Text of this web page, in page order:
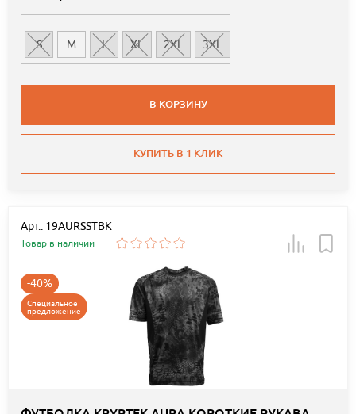
S M L XL 2XL 3XL
В КОРЗИНУ
КУПИТЬ В 1 КЛИК
Арт.: 19AURSSTBK
Товар в наличии
-40%
Специальное
предложение